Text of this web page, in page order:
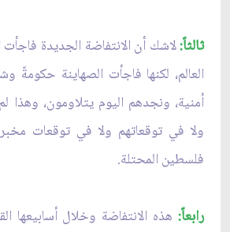
ثالثاً:لاشك أن الانتفاضة الجديدة
العالم، لكنها فاجأت الصهاينة حكومةً
أمنية، ونجدهم اليوم يتلاومون، وهذا
ولا في توقعاتهم ولا في توقعات
فلسطين المحتلة.
رابعاً: هذه الانتفاضة وخلال أسابيعها